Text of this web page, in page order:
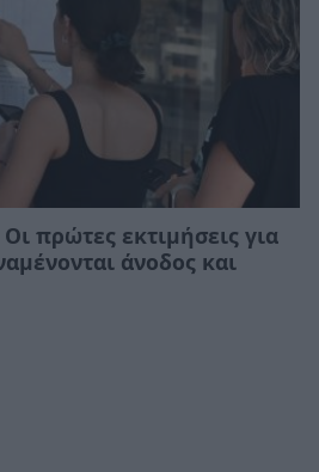
πρώτες εκτιμήσεις για
άνοδος και